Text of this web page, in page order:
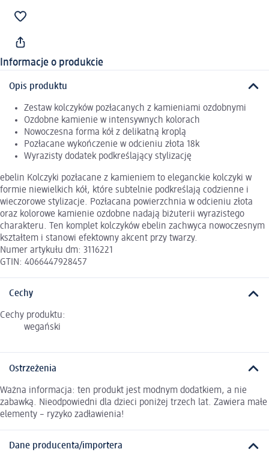
Informacje o produkcie
Opis produktu
Zestaw kolczyków pozłacanych z kamieniami ozdobnymi
Ozdobne kamienie w intensywnych kolorach
Nowoczesna forma kół z delikatną kroplą
Pozłacane wykończenie w odcieniu złota 18k
Wyrazisty dodatek podkreślający stylizację
ebelin Kolczyki pozłacane z kamieniem to eleganckie kolczyki w
formie niewielkich kół, które subtelnie podkreślają codzienne i
wieczorowe stylizacje. Pozłacana powierzchnia w odcieniu złota
oraz kolorowe kamienie ozdobne nadają biżuterii wyrazistego
charakteru. Ten komplet kolczyków ebelin zachwyca nowoczesnym
kształtem i stanowi efektowny akcent przy twarzy.
Numer artykułu dm: 3116221
GTIN: 4066447928457
Cechy
Cechy produktu:
wegański
Ostrzeżenia
Ważna informacja: ten produkt jest modnym dodatkiem, a nie
zabawką. Nieodpowiedni dla dzieci poniżej trzech lat. Zawiera małe
elementy – ryzyko zadławienia!
Dane producenta/importera